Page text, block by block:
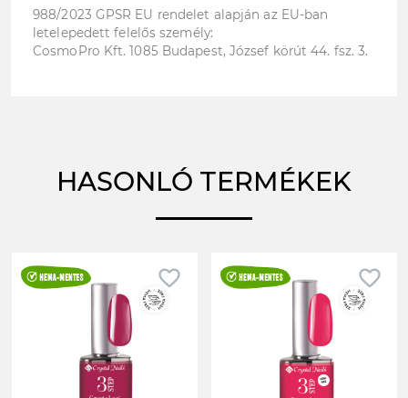
Kötési idő:
UV lámpában: 2-3 perc
LED lámpában: 1 perc
Di-HEMA és HEMA összetevőktől mentes.
988/2023 GPSR EU rendelet alapján az EU-ban
letelepedett felelős személy:
CosmoPro Kft. 1085 Budapest, József körút 44. fsz. 3.
HASONLÓ TERMÉKEK
favorite_border favorite_border